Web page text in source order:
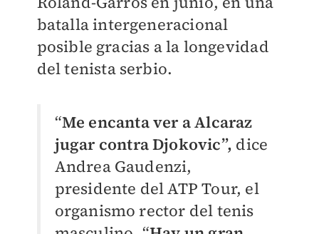
batalla intergeneracional
posible gracias a la longevidad
del tenista serbio.
“Me encanta ver a Alcaraz
jugar contra Djokovic”, dice
Andrea Gaudenzi,
presidente del ATP Tour, el
organismo rector del tenis